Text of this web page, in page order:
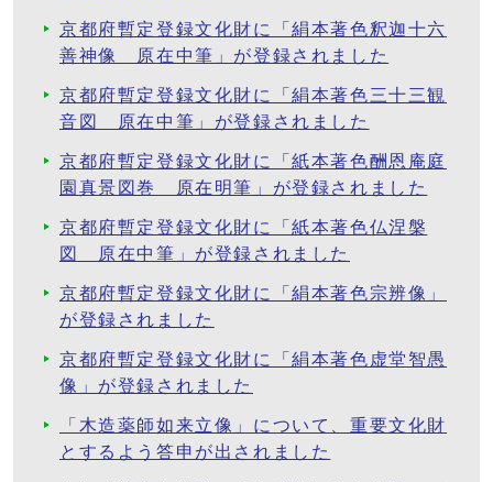
京都府暫定登録文化財に「絹本著色釈迦十六
善神像 原在中筆」が登録されました
京都府暫定登録文化財に「絹本著色三十三観
音図 原在中筆」が登録されました
京都府暫定登録文化財に「紙本著色酬恩庵庭
園真景図巻 原在明筆」が登録されました
京都府暫定登録文化財に「紙本著色仏涅槃
図 原在中筆」が登録されました
京都府暫定登録文化財に「絹本著色宗辨像」
が登録されました
京都府暫定登録文化財に「絹本著色虚堂智愚
像」が登録されました
「木造薬師如来立像」について、重要文化財
とするよう答申が出されました